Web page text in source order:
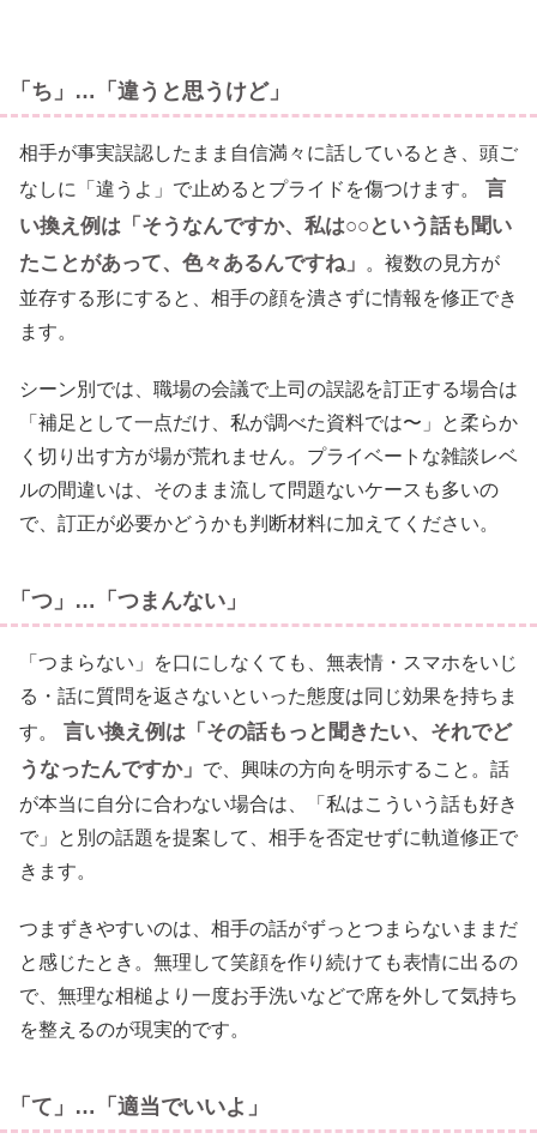
「ち」…「違うと思うけど」
相手が事実誤認したまま自信満々に話しているとき、頭ご
なしに「違うよ」で止めるとプライドを傷つけます。
言
い換え例は「そうなんですか、私は○○という話も聞い
たことがあって、色々あるんですね」
。複数の見方が
並存する形にすると、相手の顔を潰さずに情報を修正でき
ます。
シーン別では、職場の会議で上司の誤認を訂正する場合は
「補足として一点だけ、私が調べた資料では〜」と柔らか
く切り出す方が場が荒れません。プライベートな雑談レベ
ルの間違いは、そのまま流して問題ないケースも多いの
で、訂正が必要かどうかも判断材料に加えてください。
「つ」…「つまんない」
「つまらない」を口にしなくても、無表情・スマホをいじ
る・話に質問を返さないといった態度は同じ効果を持ちま
す。
言い換え例は「その話もっと聞きたい、それでど
うなったんですか」 で、興味の方向を明示すること。話
が本当に自分に合わない場合は、「私はこういう話も好き
で」と別の話題を提案して、相手を否定せずに軌道修正で
きます。
つまずきやすいのは、相手の話がずっとつまらないままだ
と感じたとき。無理して笑顔を作り続けても表情に出るの
で、無理な相槌より一度お手洗いなどで席を外して気持ち
を整えるのが現実的です。
「て」…「適当でいいよ」